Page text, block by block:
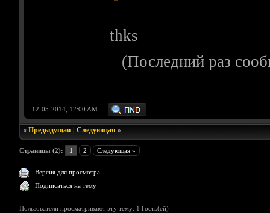
thks
(Последний раз
12-05-2014, 12:00 AM
«Предыдущая |Следующая »
Страницы (2): 1 2 Следующая »
Версия для просмотра
Подписаться на тему
Пользователи просматривают эту тему: 1 Гость(ей)